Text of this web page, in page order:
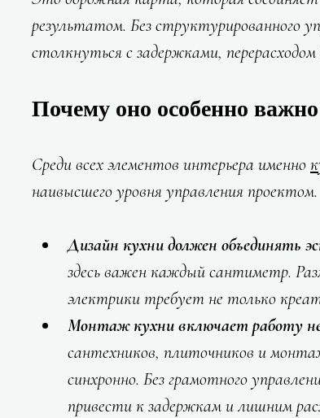
результатом. Без структурированного
столкнуться с задержками,
Почему оно особенно
Среди всех элементов интерьера именно
наивысшего уровня управления проектом.
Дизайн кухни должен объединять
здесь важен каждый сантиметр.
электрики требует не только
Монтаж кухни включает работу
сантехников, плиточников и
синхронно. Без грамотного
привести к задержкам и лишним